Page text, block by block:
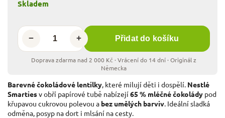
+
− Přidat do košíku
Skladem
Barevné čokoládové lentilky, které milují děti i dospělí. Nestlé
Smartiesv obří papírové tubě nabízejí65 % mléčné čokolády pod
křupavou cukrovou polevou a bez umělých barviv. Ideální sladká
odměna, posyp na dort i mlsání na cesty.